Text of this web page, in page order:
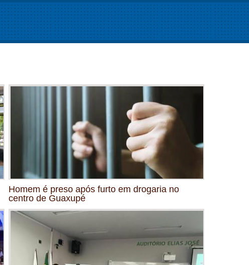
Homem é preso após furto em drogaria no
centro de Guaxupé